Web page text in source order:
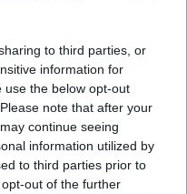
to third parties, or
information for
use the below opt-out
note that after your
continue seeing
information utilized by
to third parties prior to
out of the further
όλες τις ειδήσεις